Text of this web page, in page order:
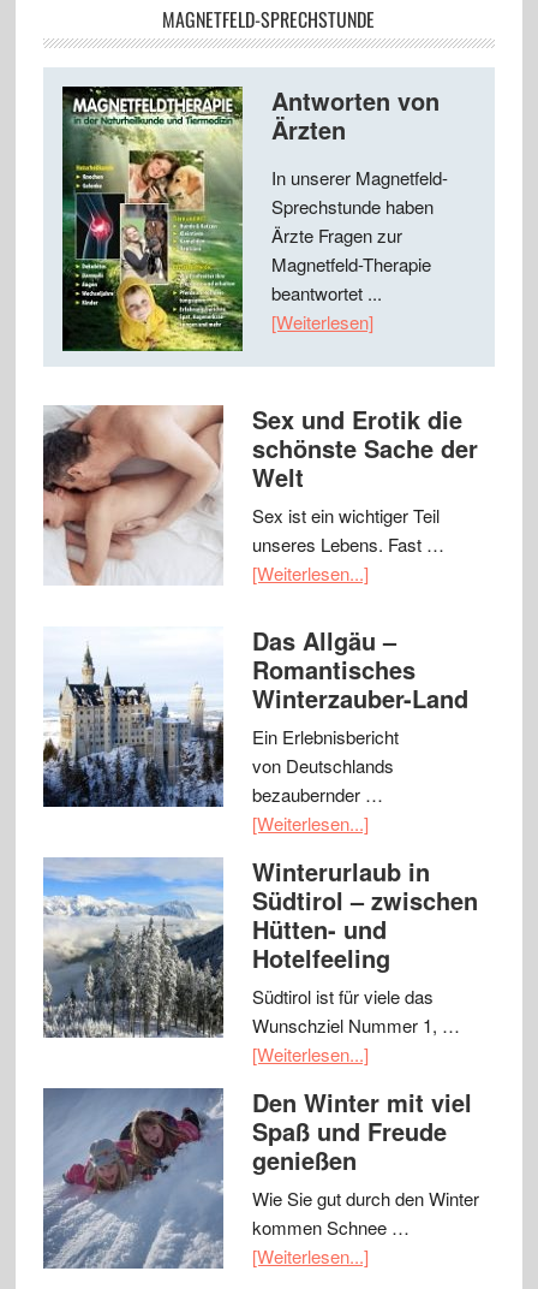
MAGNETFELD-SPRECHSTUNDE
Antworten von
Ärzten
In unserer Magnetfeld-
Sprechstunde haben
Ärzte Fragen zur
Magnetfeld-Therapie
beantwortet ...
[Weiterlesen]
Sex und Erotik die
schönste Sache der
Welt
Sex ist ein wichtiger Teil
unseres Lebens. Fast …
[Weiterlesen...]
Das Allgäu –
Romantisches
Winterzauber-Land
Ein Erlebnisbericht
von Deutschlands
bezaubernder …
[Weiterlesen...]
Winterurlaub in
Südtirol – zwischen
Hütten- und
Hotelfeeling
Südtirol ist für viele das
Wunschziel Nummer 1, …
[Weiterlesen...]
Den Winter mit viel
Spaß und Freude
genießen
Wie Sie gut durch den Winter
kommen Schnee …
[Weiterlesen...]